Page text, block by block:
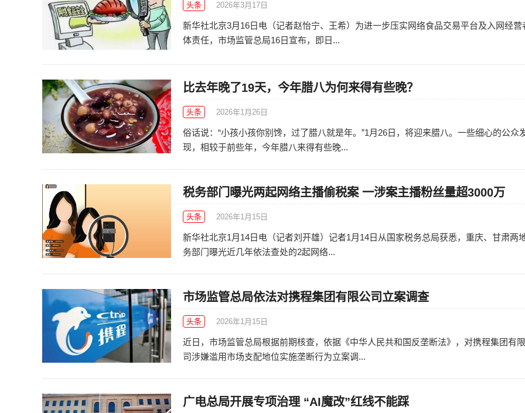
头条 2026年3月17日
新华社北京3月16日电（记者赵怡宁、王希）为进一步压实网络食品交易平台及入网经营
体责任，市场监管总局16日宣布，即日...
比去年晚了19天，今年腊八为何来得有些晚？
头条 2026年1月26日
俗话说：“小孩小孩你别馋，过了腊八就是年。”1月26日，将迎来腊八。一些细心的公众
现，相较于前些年，今年腊八来得有些晚...
税务部门曝光两起网络主播偷税案 一涉案主播粉丝量超3000万
头条 2026年1月15日
新华社北京1月14日电（记者刘开雄）记者1月14日从国家税务总局获悉，重庆、甘肃两
务部门曝光近几年依法查处的2起网络...
市场监管总局依法对携程集团有限公司立案调查
头条 2026年1月15日
近日，市场监管总局根据前期核查，依据《中华人民共和国反垄断法》，对携程集团有
司涉嫌滥用市场支配地位实施垄断行为立案调...
广电总局开展专项治理 “AI魔改”红线不能踩